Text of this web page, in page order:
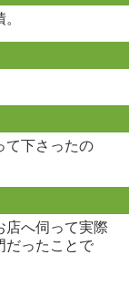
て下さったの
店へ伺って実際
だったことで